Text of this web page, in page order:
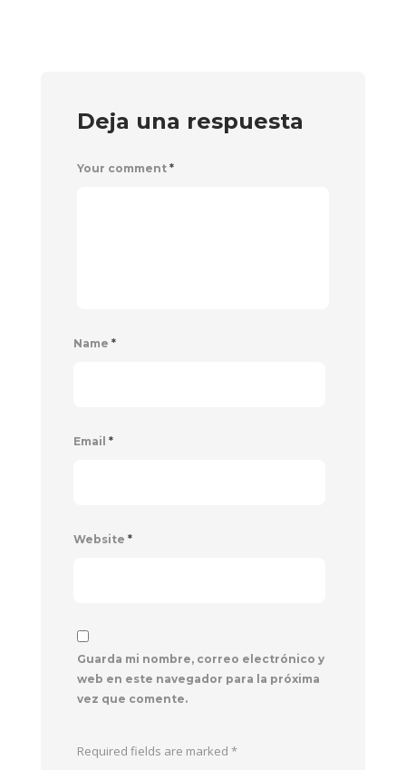
Deja una respuesta
Your comment *
Name *
Email *
Website *
Guarda mi nombre, correo electrónico y
web en este navegador para la próxima
vez que comente.
Required fields are marked *